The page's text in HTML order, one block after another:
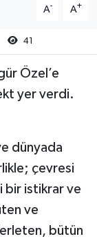
A- A+
41
Özel’e
yer verdi.
dünyada
çevresi
bir istikrar ve
ve
bütün